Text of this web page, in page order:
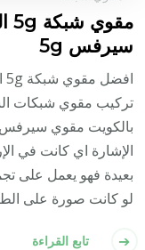
سيرفس 5g
تركيب مقوي شبكات
بالكويت مقوي سيرفس
الإشارة اي كانت في
بعيدة فهو يعمل على
لو كانت صورة على
تابع القراءة